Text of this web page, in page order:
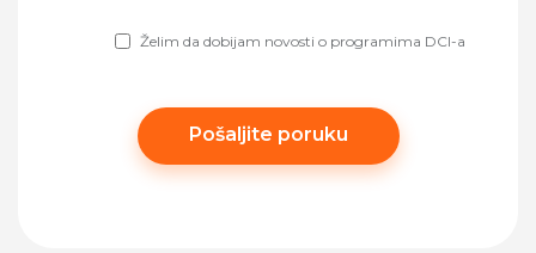
Želim da dobijam novosti o programima DCI-a